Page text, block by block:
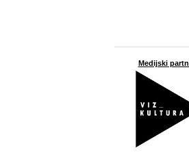
Medijski